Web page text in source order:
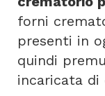
forni
presenti in
quindi
incaricata di